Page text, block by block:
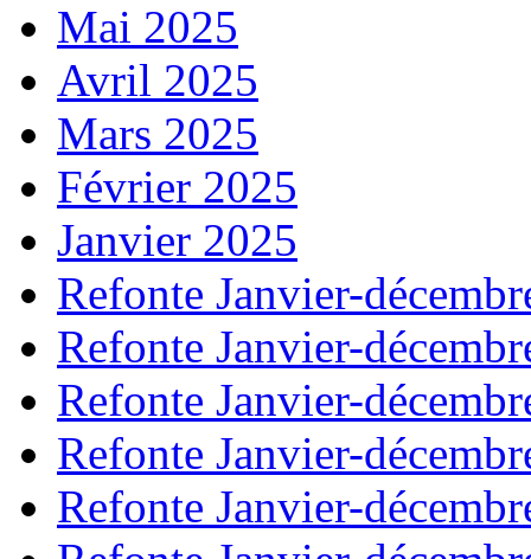
Mai 2025
Avril 2025
Mars 2025
Février 2025
Janvier 2025
Refonte Janvier-
Refonte Janvier-
Refonte Janvier-
Refonte Janvier-
Refonte Janvier-